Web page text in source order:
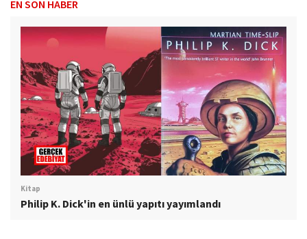
EN SON HABER
Kitap
Philip K. Dick'in en ünlü yapıtı yayımlandı